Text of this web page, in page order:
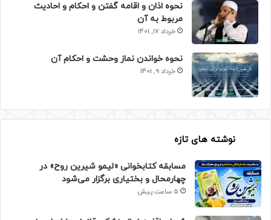
نحوه اذان و اقامه گفتن و احکام و احادیث
مربوط به آن
خرداد 17, 1401
نحوه خواندن نماز وحشت و احکام آن
خرداد 9, 1401
نوشته های تازه
مسابقه کتابخوانی «لیمو شیرین روح» در
چهارمحال و بختیاری برگزار می‌شود
5 ساعت پیش